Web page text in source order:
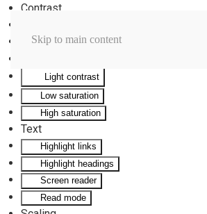
Contrast
Monochrome
Light contrast
Low saturation
High saturation
Text
Highlight links
Highlight headings
Screen reader
Read mode
Skip to main content